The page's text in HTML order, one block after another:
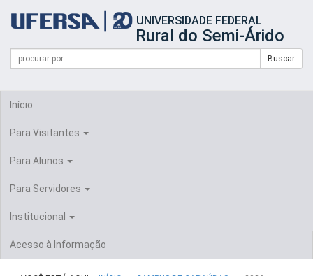
portal
UFERSA
UNIVERSIDADE FEDERAL
Rural do Semi-Árido
Formulário
Busca
Campo
de
Buscar
Início
Para Visitantes
Para Alunos
Para Servidores
Institucional
Acesso à Informação